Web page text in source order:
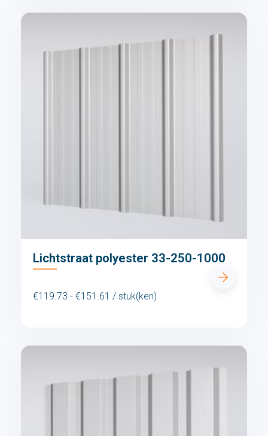
Lichtstraat polyester 33-250-1000
€119.73 - €151.61 / stuk(ken)